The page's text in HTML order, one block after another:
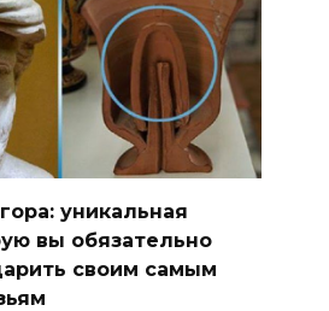
уникальная
вы обязательно
своим самым